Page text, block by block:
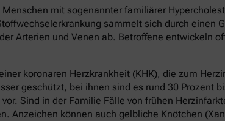
mit sogenannter familiärer
sammelt sich durch einen
Arterien und Venen ab. Betroffene entwickeln
koronaren Herzkrankheit (KHK), die zum
geschützt, bei ihnen sind es rund 30 Prozent
Sind in der Familie Fälle von frühen
Anzeichen können auch gelbliche Knötchen